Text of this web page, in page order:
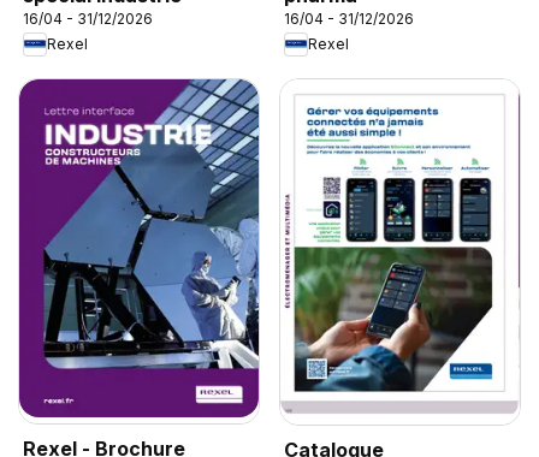
16/04 - 31/12/2026
Rexel
16/04 - 31/12/2026
Rexel
Rexel - Brochure
Catalogue